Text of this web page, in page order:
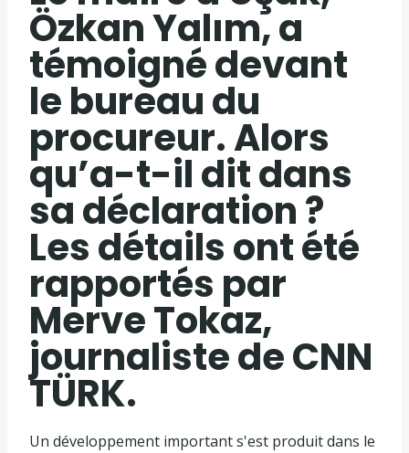
Özkan Yalım, a
témoigné devant
le bureau du
procureur. Alors
qu’a-t-il dit dans
sa déclaration ?
Les détails ont été
rapportés par
Merve Tokaz,
journaliste de CNN
TÜRK.
Un développement important s'est produit dans le